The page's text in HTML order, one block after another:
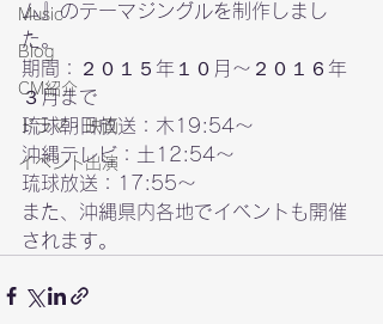
Music
Blog
CM紹介
ドラマ・映画
イベント出演
ム』のテーマジングルを制作しまし
た。
期間：２０１５年１０月～２０１６年
３月まで
琉球朝日放送：木19:54～
沖縄テレビ：土12:54～
琉球放送：17:55～
また、沖縄県内各地でイベントも開催
されます。